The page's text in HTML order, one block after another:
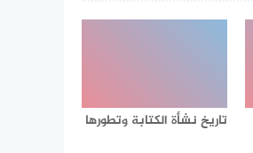
تاريخ نشأة الكتابة وتطورها